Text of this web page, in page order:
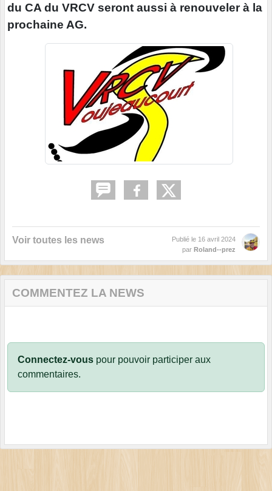
du CA du VRCV seront aussi à renouveler à la
prochaine AG.
Voir toutes les news Publié le 16 avril 2024
par Roland--prez
COMMENTEZ LA NEWS
Connectez-vous pour pouvoir participer aux
commentaires.